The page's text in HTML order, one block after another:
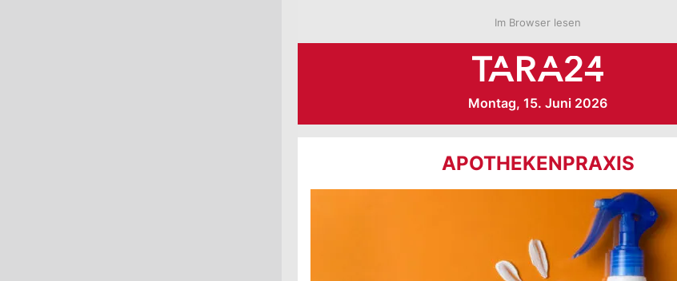
Im Browser lesen
Montag, 15. Juni 2026
APOTHEKENPRAXIS